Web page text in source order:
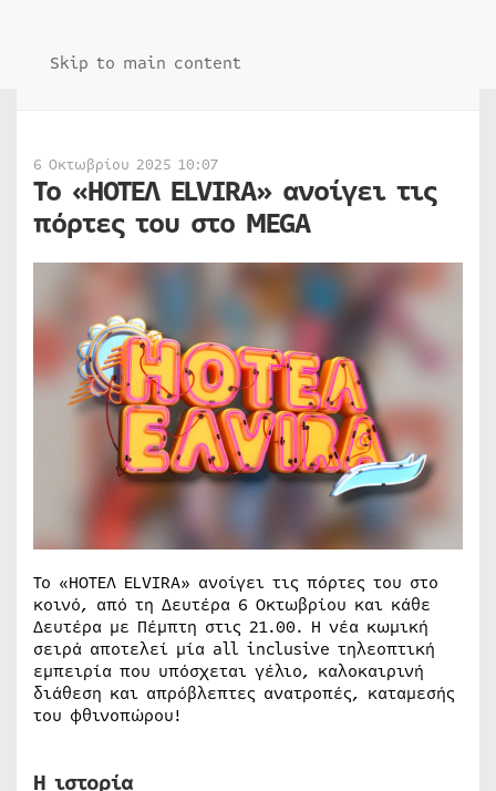
Skip to main content
6 Οκτωβρίου 2025 10:07
To «HOTEΛ ELVIRA» ανοίγει τις
πόρτες του στο MEGA
Το «HOTEΛ ELVIRA» ανοίγει τις πόρτες του στο
κοινό, από τη Δευτέρα 6 Οκτωβρίου και κάθε
Δευτέρα με Πέμπτη στις 21.00. Η νέα κωμική
σειρά αποτελεί μία all inclusive τηλεοπτική
εμπειρία που υπόσχεται γέλιο, καλοκαιρινή
διάθεση και απρόβλεπτες ανατροπές, καταμεσής
του φθινοπώρου!
Η ιστορία